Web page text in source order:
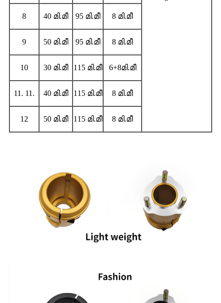
8 40 മി.മീ 95 മി.മീ 8 മി.മീ
9 50 മി.മീ 95 മി.മീ 8 മി.മീ
10 30 മി.മീ 115 മി.മീ 6+8മി.മീ
11. 11. 40 മി.മീ 115 മി.മീ 8 മി.മീ
12 50 മി.മീ 115 മി.മീ 8 മി.മീ